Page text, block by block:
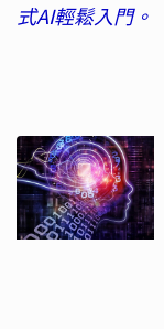
式AI輕鬆入門。